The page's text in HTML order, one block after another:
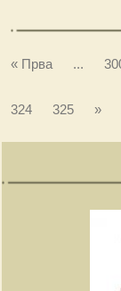
« Прва ...
324
325 »